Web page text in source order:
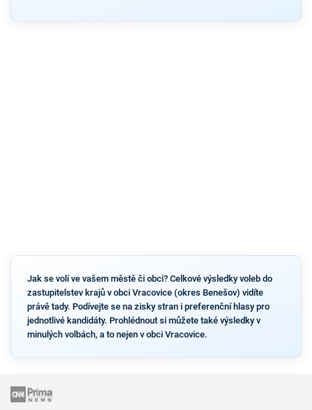
Jak se volí ve vašem městě či obci? Celkové výsledky voleb do
zastupitelstev krajů v obci Vracovice (okres Benešov) vidíte
právě tady. Podívejte se na zisky stran i preferenční hlasy pro
jednotlivé kandidáty. Prohlédnout si můžete také výsledky v
minulých volbách, a to nejen v obci Vracovice.